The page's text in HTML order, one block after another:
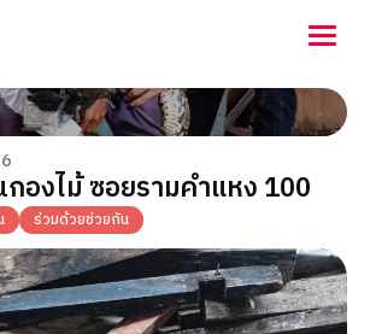
กองไม้ ซอยรามคำแหง 100
ร่วมด้วยช่วยกัน